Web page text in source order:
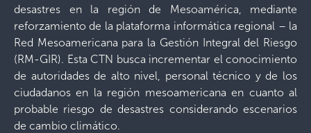
desastres en la región de Mesoamérica, mediante
reforzamiento de la plataforma informática regional – la
Red Mesoamericana para la Gestión Integral del Riesgo
(RM-GIR). Esta CTN busca incrementar el conocimiento
de autoridades de alto nivel, personal técnico y de los
ciudadanos en la región mesoamericana en cuanto al
probable riesgo de desastres considerando escenarios
de cambio climático.